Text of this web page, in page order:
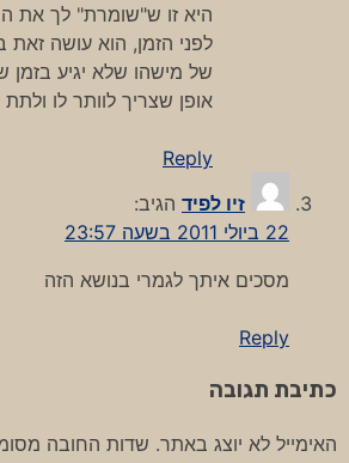
היא זו ש"שומרת" לך את
לפני הזמן, הוא עושה
של מישהו שלא יגיע בזמן
אופן שצריך לוותר לו
Reply
זיו לפיד הגיב:
22 ביולי 2011 בשעה 23:57
מסכים איתך לגמרי בנושא הזה
Reply
כתיבת תגובה
האימייל לא יוצג באתר. שדות החובה